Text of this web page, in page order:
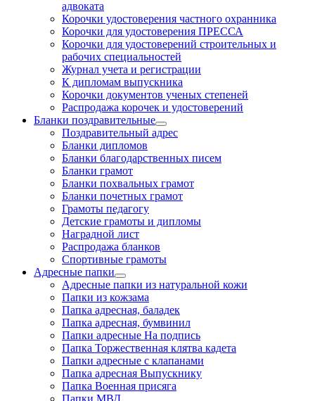
адвоката
Корочки удостоверения частного охранника
Корочки для удостоверения ПРЕССА
Корочки для удостоверений строительных и
рабочих специальностей
Журнал учета и регистрации
К дипломам выпускника
Корочки документов ученых степеней
Распродажа корочек и удостоверений
Бланки поздравительные
Поздравительный адрес
Бланки дипломов
Бланки благодарственных писем
Бланки грамот
Бланки похвальных грамот
Бланки почетных грамот
Грамоты педагогу
Детские грамоты и дипломы
Наградной лист
Распродажа бланков
Спортивные грамоты
Адресные папки
Адресные папки из натуральной кожи
Папки из кожзама
Папка адресная, баладек
Папка адресная, бумвинил
Папки адресные На подпись
Папка Торжественная клятва кадета
Папки адресные с клапанами
Папка адресная Выпускнику
Папка Военная присяга
Папки МВД